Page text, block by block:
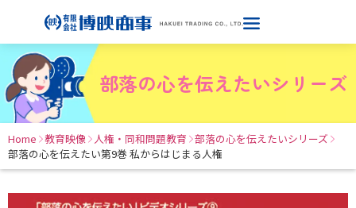
部落の心を伝えたいシリーズ
Home 教育映像 人権・同和問題教育 部落の心を伝えたいシリーズ
部落の心を伝えたい第9巻 私からはじまる人権